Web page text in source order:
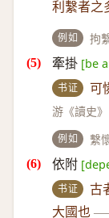
利繫者之
例如 拘
牽掛 [be
书证 可
游《讀史》
例如 繫
依附
书证
古
大國也